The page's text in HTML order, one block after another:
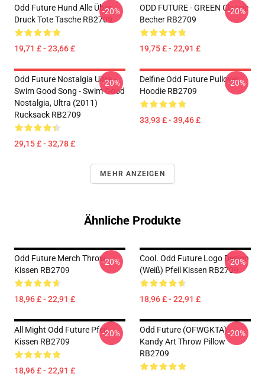
Odd Future Hund Alle Über
Druck Tote Tasche RB2709
19,71 £ - 23,66 £
-20%
ODD FUTURE - GREEN Classic
Becher RB2709
19,75 £ - 22,91 £
-20%
Odd Future Nostalgia Ultra -
Swim Good Song - Swim Good
Nostalgia, Ultra (2011)
Rucksack RB2709
29,15 £ - 32,78 £
-20%
Delfine Odd Future Pullover
Hoodie RB2709
33,93 £ - 39,46 £
-20%
MEHR ANZEIGEN
Ähnliche Produkte
Odd Future Merch Throw
Kissen RB2709
18,96 £ - 22,91 £
-20%
Cool. Odd Future Logo Design
(weiß) Pfeil Kissen RB2709
18,96 £ - 22,91 £
-20%
All Might Odd Future Pfeil
Kissen RB2709
18,96 £ - 22,91 £
-20%
Odd Future (OFWGKTA) -
Kandy Art Throw Pillow
RB2709
-20%